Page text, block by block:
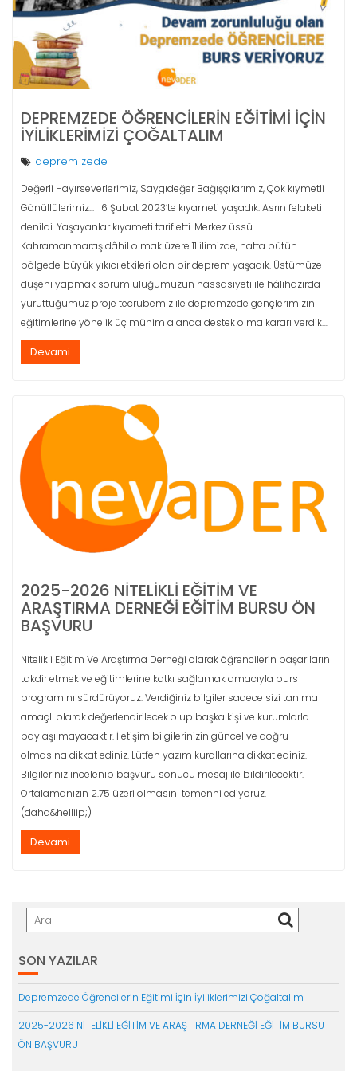
DEPREMZEDE ÖĞRENCILERIN EĞITIMI İÇIN
İYILIKLERIMIZI ÇOĞALTALIM
deprem zede
Değerli Hayırseverlerimiz, Saygıdeğer Bağışçılarımız, Çok kıymetli
Gönüllülerimiz... 6 Şubat 2023’te kıyameti yaşadık. Asrın felaketi
denildi. Yaşayanlar kıyameti tarif etti. Merkez üssü
Kahramanmaraş dâhil olmak üzere 11 ilimizde, hatta bütün
bölgede büyük yıkıcı etkileri olan bir deprem yaşadık. Üstümüze
düşeni yapmak sorumluluğumuzun hassasiyeti ile hâlihazırda
yürüttüğümüz proje tecrübemiz ile depremzede gençlerimizin
eğitimlerine yönelik üç mühim alanda destek olma kararı verdik....
Devami
2025-2026 NİTELİKLİ EĞİTİM VE
ARAŞTIRMA DERNEĞİ EĞİTİM BURSU ÖN
BAŞVURU
Nitelikli Eğitim Ve Araştırma Derneği olarak öğrencilerin başarılarını
takdir etmek ve eğitimlerine katkı sağlamak amacıyla burs
programını sürdürüyoruz. Verdiğiniz bilgiler sadece sizi tanıma
amaçlı olarak değerlendirilecek olup başka kişi ve kurumlarla
paylaşılmayacaktır. İletişim bilgilerinizin güncel ve doğru
olmasına dikkat ediniz. Lütfen yazım kurallarına dikkat ediniz.
Bilgileriniz incelenip başvuru sonucu mesaj ile bildirilecektir.
Ortalamanızın 2.75 üzeri olmasını temenni ediyoruz.
(daha&helliip;)
Devami
SON YAZILAR
Depremzede Öğrencilerin Eğitimi İçin İyiliklerimizi Çoğaltalım
2025-2026 NİTELİKLİ EĞİTİM VE ARAŞTIRMA DERNEĞİ EĞİTİM BURSU
ÖN BAŞVURU